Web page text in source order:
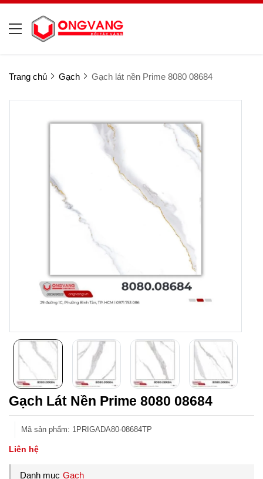
Trang chủ Gạch Gạch lát nền Prime 8080 08684
Gạch Lát Nền Prime 8080 08684
Mã sản phẩm: 1PRIGADA80-08684TP
Liên hệ
Danh mục Gạch